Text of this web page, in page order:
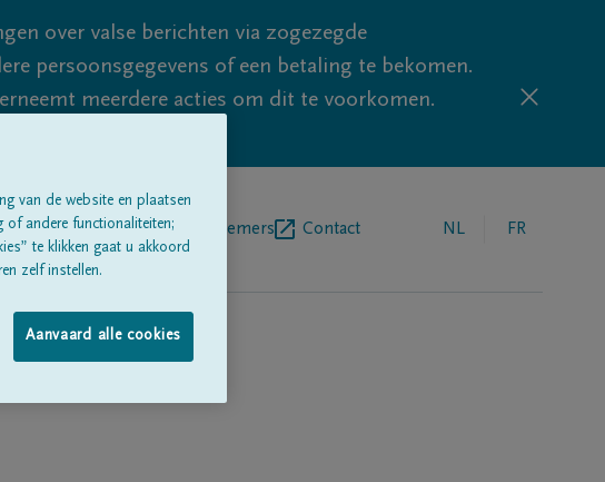
over valse berichten via zogezegde
persoonsgegevens of een betaling te bekomen.
meerdere acties om dit te voorkomen.
Over onsBegrafenisondernemers Contact NL FR
van de website en plaatsen
of andere functionaliteiten;
te klikken gaat u akkoord
zelf instellen.
Aanvaard alle cookies